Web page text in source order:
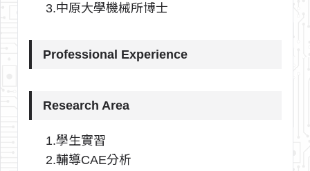
3.中原大學機械所博士
Professional Experience
Research Area
1.學生實習
2.輔導CAE分析